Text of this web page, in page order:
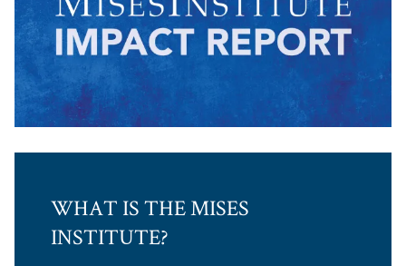
WHAT IS THE MISES
INSTITUTE?